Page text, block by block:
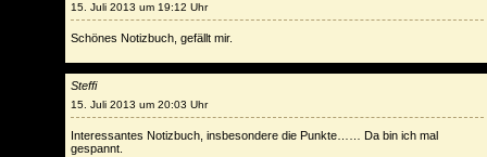
15. Juli 2013 um 19:12 Uhr
Schönes Notizbuch, gefällt mir.
Steffi
15. Juli 2013 um 20:03 Uhr
Interessantes Notizbuch, insbesondere die Punkte…… Da bin ich mal
gespannt.